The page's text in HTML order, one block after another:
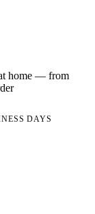
home — from
DAYS